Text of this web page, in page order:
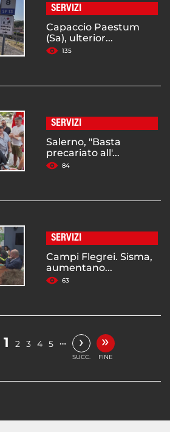
SERVIZI
Capaccio Paestum
(Sa), ulterior...
135
SERVIZI
Salerno, "Basta
precariato all'...
84
SERVIZI
Campi Flegrei. Sisma,
aumentano...
63
1 2 3 4 5 … ›
SUCC.
»
FINE